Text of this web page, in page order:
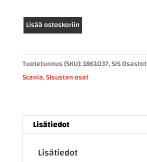
Scania
verhot
määrä
Lisää ostoskoriin
Tuotetunnus (SKU):1861037, SIS
Scania,Sisustan osat
Lisätiedot
Lisätiedot